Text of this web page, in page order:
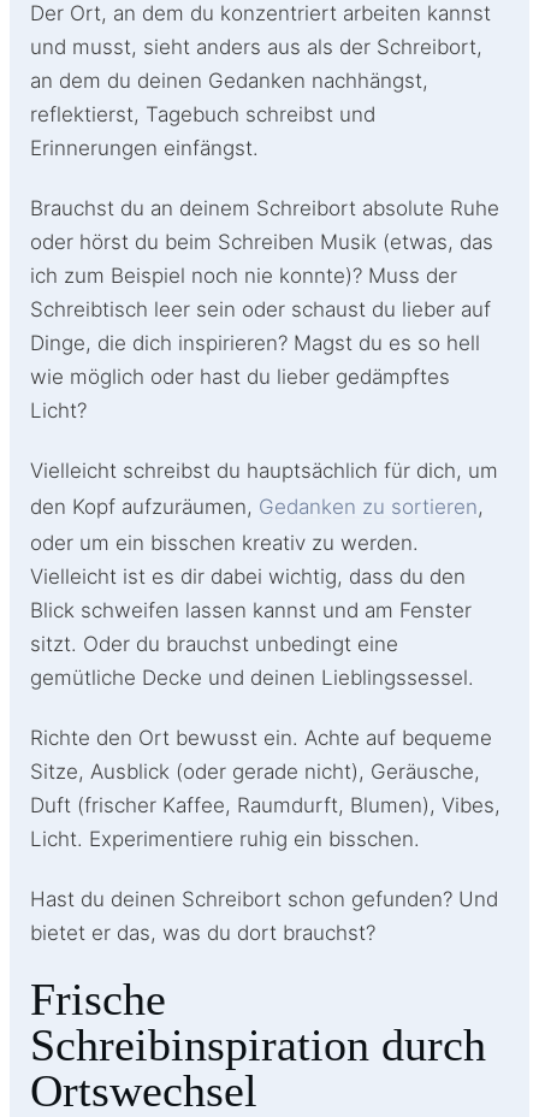
Der Ort, an dem du konzentriert arbeiten kannst
und musst, sieht anders aus als der Schreibort,
an dem du deinen Gedanken nachhängst,
reflektierst, Tagebuch schreibst und
Erinnerungen einfängst.
Brauchst du an deinem Schreibort absolute Ruhe
oder hörst du beim Schreiben Musik (etwas, das
ich zum Beispiel noch nie konnte)? Muss der
Schreibtisch leer sein oder schaust du lieber auf
Dinge, die dich inspirieren? Magst du es so hell
wie möglich oder hast du lieber gedämpftes
Licht?
Vielleicht schreibst du hauptsächlich für dich, um
den Kopf aufzuräumen, Gedanken zu sortieren,
oder um ein bisschen kreativ zu werden.
Vielleicht ist es dir dabei wichtig, dass du den
Blick schweifen lassen kannst und am Fenster
sitzt. Oder du brauchst unbedingt eine
gemütliche Decke und deinen Lieblingssessel.
Richte den Ort bewusst ein. Achte auf bequeme
Sitze, Ausblick (oder gerade nicht), Geräusche,
Duft (frischer Kaffee, Raumdurft, Blumen), Vibes,
Licht. Experimentiere ruhig ein bisschen.
Hast du deinen Schreibort schon gefunden? Und
bietet er das, was du dort brauchst?
Frische
Schreibinspiration durch
Ortswechsel